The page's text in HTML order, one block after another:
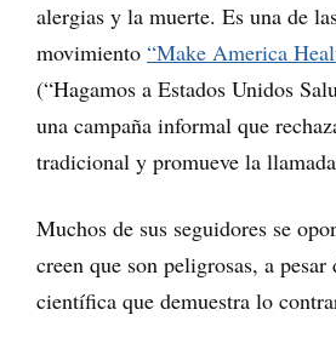
alergias y la muerte. Es una de
movimiento “Make America
(“Hagamos a Estados Unidos
una campaña informal que
tradicional y promueve la
Muchos de sus seguidores se
creen que son peligrosas, a
científica que demuestra lo